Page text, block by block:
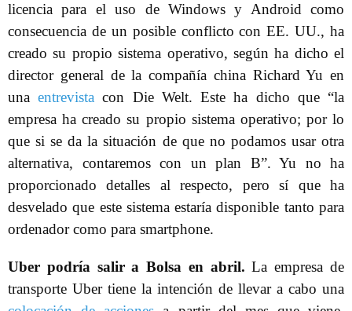
licencia para el uso de Windows y Android como
consecuencia de un posible conflicto con EE. UU., ha
creado su propio sistema operativo, según ha dicho el
director general de la compañía china Richard Yu en
unaentrevista con Die Welt. Este ha dicho que “la
empresa ha creado su propio sistema operativo; por lo
que si se da la situación de que no podamos usar otra
alternativa, contaremos con un plan B”. Yu no ha
proporcionado detalles al respecto, pero sí que ha
desvelado que este sistema estaría disponible tanto para
ordenador como para smartphone.
Uber podría salir a Bolsa en abril. La empresa de
transporte Uber tiene la intención de llevar a cabo una